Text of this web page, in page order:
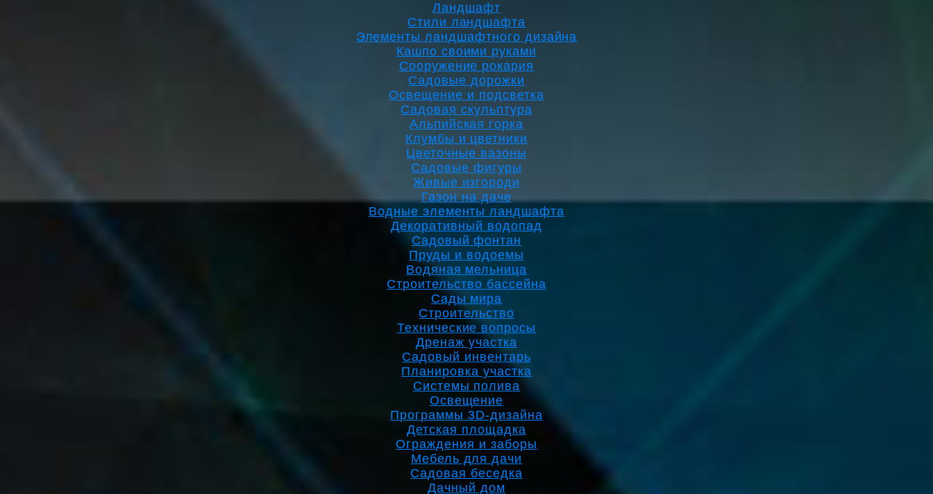
Ландшафт
Стили ландшафта
Элементы ландшафтного дизайна
Кашпо своими руками
Сооружение рокария
Садовые дорожки
Освещение и подсветка
Садовая скульптура
Альпийская горка
Клумбы и цветники
Цветочные вазоны
Садовые фигуры
Живые изгороди
Газон на даче
Водные элементы ландшафта
Декоративный водопад
Садовый фонтан
Пруды и водоемы
Водяная мельница
Строительство бассейна
Сады мира
Строительство
Технические вопросы
Дренаж участка
Садовый инвентарь
Планировка участка
Системы полива
Освещение
Программы 3D-дизайна
Детская площадка
Ограждения и заборы
Мебель для дачи
Садовая беседка
Дачный дом